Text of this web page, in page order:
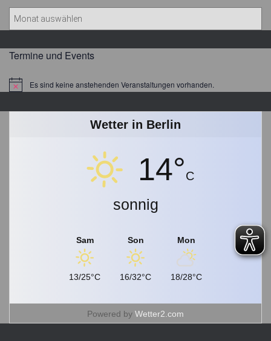
t
a
g
Termine und Events
HinweisEs sind keine anstehenden Veranstaltungen vorhanden.
Wetter in Berlin
14°C
sonnig
Sam
13/25°C
Son
16/32°C
Mon
18/28°C
Powered by Wetter2.com